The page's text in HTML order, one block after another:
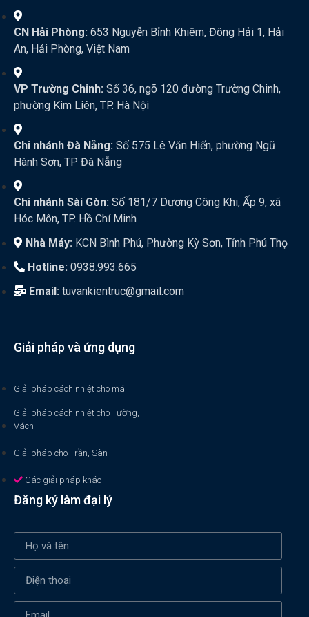
CN Hải Phòng: 653 Nguyễn Bỉnh Khiêm, Đông Hải 1, Hải
An, Hải Phòng, Việt Nam
VP Trường Chinh: Số 36, ngõ 120 đường Trường Chinh,
phường Kim Liên, TP. Hà Nội
Chi nhánh Đà Nẵng: Số 575 Lê Văn Hiến, phường Ngũ
Hành Sơn, TP Đà Nẵng
Chi nhánh Sài Gòn: Số 181/7 Dương Công Khi, Ấp 9, xã
Hóc Môn, TP. Hồ Chí Minh
Nhà Máy: KCN Bình Phú, Phường Kỳ Sơn, Tỉnh Phú Thọ
Hotline: 0938.993.665
Email: tuvankientruc@gmail.com
Giải pháp và ứng dụng
Giải pháp cách nhiệt cho mái
Giải pháp cách nhiệt cho Tường,
Vách
Giải pháp cho Trần, Sàn
Các giải pháp khác
Đăng ký làm đại lý